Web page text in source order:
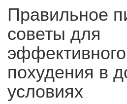
Правильное
советы для
эффективного
похудения в
условиях